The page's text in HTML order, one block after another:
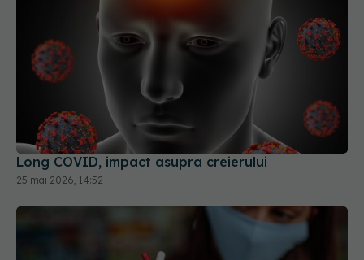
Long COVID, impact asupra creierului
25 mai 2026, 14:52